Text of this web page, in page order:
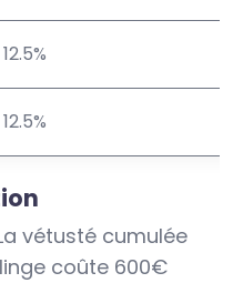
12.5%
12.5%
vétusté cumulée
coûte 600€